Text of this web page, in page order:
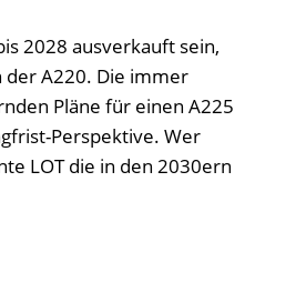
2028 ausverkauft sein,
der A220. Die immer
Pläne für einen A225
Perspektive. Wer
LOT die in den 2030ern